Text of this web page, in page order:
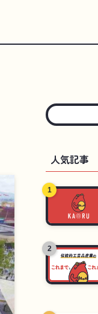
人気記事